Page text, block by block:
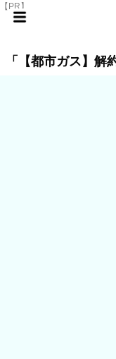
【PR】
「【都市ガス】解